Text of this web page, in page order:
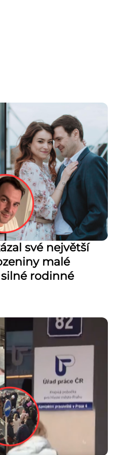
své největší
malé
rodinné